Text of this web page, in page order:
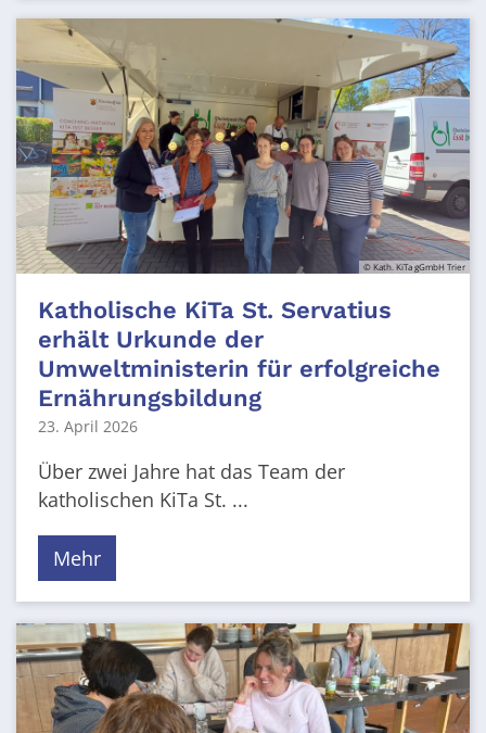
© Kath. KiTa gGmbH Trier
Katholische KiTa St. Servatius
erhält Urkunde der
Umweltministerin für erfolgreiche
Ernährungsbildung
23. April 2026
Über zwei Jahre hat das Team der
katholischen KiTa St. ...
Mehr